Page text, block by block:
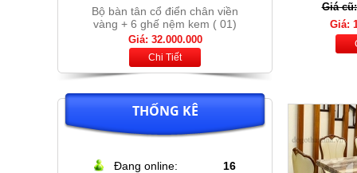
Bộ bàn thông minh mặt đá nhập
khẩu + 6 ghế nệm cam xám
Giá: 13.900.000
Chi Tiết
THỐNG KÊ
Đang online:
16
Giá
Giá: